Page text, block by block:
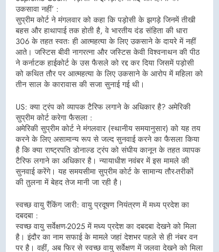
उकसावा नहीं’ :
सुप्रीम कोर्ट ने मंगलवार को कहा कि पड़ोसी के झगड़े जिनमें तीखी
बहस और हाथापाई तक होती है, वे भारतीय दंड संहिता की धारा
306 के तहत स्वतः ही आत्महत्या के लिए उकसाने के दायरे में नहीं
आते। जस्टिस बीवी नागरत्ना और जस्टिस केवी विश्वनाथन की पीठ
ने कर्नाटक हाईकोर्ट के उस फैसले को रद्द कर दिया जिसमें पड़ोसी
को कथित तौर पर आत्महत्या के लिए उकसाने के आरोप में महिला को
तीन साल के कारावास की सजा सुनाई गई थी।
US: क्या ट्रंप को व्यापक टैरिफ लगाने के अधिकार है? अमेरिकी
सुप्रीम कोर्ट करेगा फैसला :
अमेरिकी सुप्रीम कोर्ट ने मंगलवार (स्थानीय समयानुसार) को यह तय
करने के लिए असामान्य रूप से जल्द सुनवाई करने का फैसला किया
है कि क्या राष्ट्रपति डोनाल्ड ट्रंप को संघीय कानून के तहत व्यापक
टैरिफ लगाने का अधिकार है। न्यायाधीश नवंबर में इस मामले की
सुनवाई करेंगे। यह समयसीमा सुप्रीम कोर्ट के सामान्य तौर-तरीकों
की तुलना में बेहद तेज मानी जा रही है।
स्वच्छ वायु रैंकिंग जारी: वायु प्रदूषण नियंत्रण में मध्य प्रदेश का
दबदबा :
स्वच्छ वायु सर्वेक्षण-2025 में मध्य प्रदेश का दबदबा देखने को मिला
है। इंदौर का नाम सफाई के मामले जहां देशभर पहले से ही नंबर वन
पर है। वहीं, अब फिर से स्वच्छ वायु सर्वेक्षण में जलवा देखने को मिला